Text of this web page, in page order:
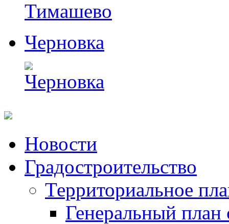
Черновка
Перейти
содержимому
Новости
Градостроительство
Территориальное
Генеральный план